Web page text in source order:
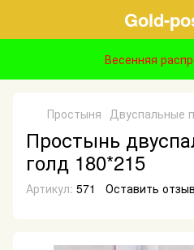
Gold-
Весенняя
Простыня Двуспальные
Простынь
голд 180*215
Артикул: 571 Оставить отзыв